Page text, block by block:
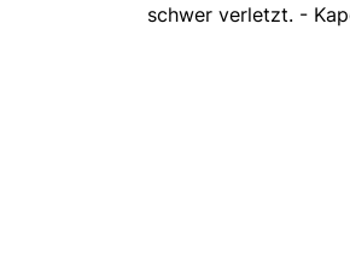
schwer verletzt. -